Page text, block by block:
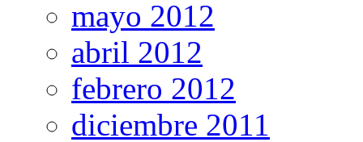
mayo 2012
abril 2012
febrero 2012
diciembre 2011